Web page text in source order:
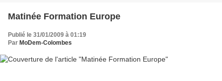
Matinée Formation Europe
Publié le 31/01/2009 à 01:19
Par MoDem-Colombes